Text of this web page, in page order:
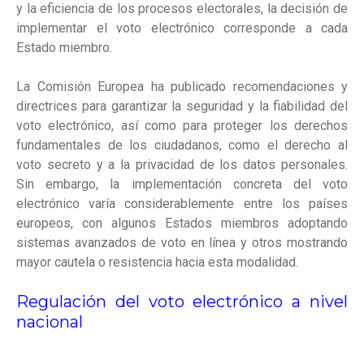
y la eficiencia de los procesos electorales, la decisión de
implementar el voto electrónico corresponde a cada
Estado miembro.
La Comisión Europea ha publicado recomendaciones y
directrices para garantizar la seguridad y la fiabilidad del
voto electrónico, así como para proteger los derechos
fundamentales de los ciudadanos, como el derecho al
voto secreto y a la privacidad de los datos personales.
Sin embargo, la implementación concreta del voto
electrónico varía considerablemente entre los países
europeos, con algunos Estados miembros adoptando
sistemas avanzados de voto en línea y otros mostrando
mayor cautela o resistencia hacia esta modalidad.
Regulación del voto electrónico a nivel
nacional